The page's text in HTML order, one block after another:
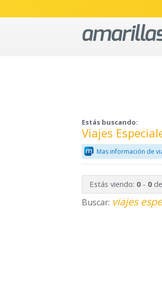
Estás buscando:
Viajes
Mas información de
Estás viendo: 0- 0de
Buscar: viajes